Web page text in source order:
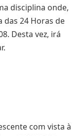
disciplina onde,
24 Horas de
Desta vez, irá
com vista à